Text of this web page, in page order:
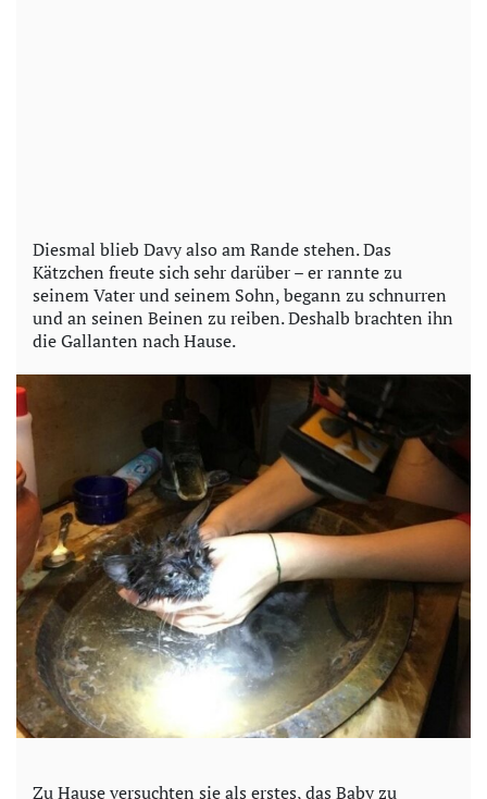
Diesmal blieb Davy also am Rande stehen. Das
Kätzchen freute sich sehr darüber – er rannte zu
seinem Vater und seinem Sohn, begann zu schnurren
und an seinen Beinen zu reiben. Deshalb brachten ihn
die Gallanten nach Hause.
Zu Hause versuchten sie als erstes, das Baby zu